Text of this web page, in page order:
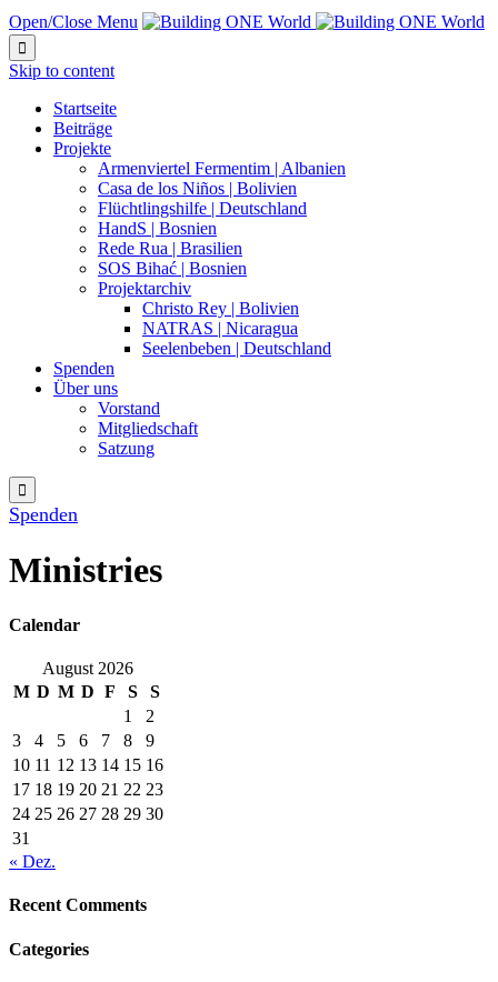
Open/Close Menu

Skip to content
Startseite
Beiträge
Projekte
Armenviertel Fermentim | Albanien
Casa de los Niños | Bolivien
Flüchtlingshilfe | Deutschland
HandS | Bosnien
Rede Rua | Brasilien
SOS Bihać | Bosnien
Projektarchiv
Christo Rey | Bolivien
NATRAS | Nicaragua
Seelenbeben | Deutschland
Spenden
Über uns
Vorstand
Mitgliedschaft
Satzung

Spenden
Ministries
Calendar
August 2026
M D M D F S
S
1
2
3
4 5 6 7 8
9
10 11 12 13 14 15 16
17 18 19 20 21 22 23
24 25 26 27 28 29 30
31
« Dez.
Recent Comments
Categories